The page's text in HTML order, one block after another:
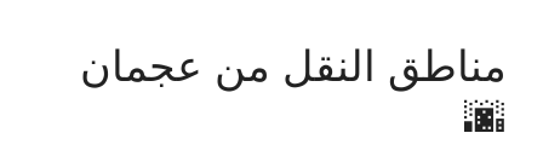
مناطق النقل من عجمان
🌆